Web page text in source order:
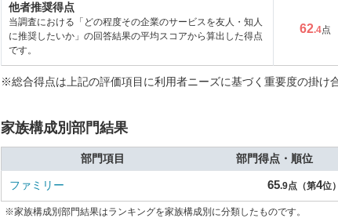
他者推奨得点
当調査における「どの程度その企業のサービスを友人・知人
に推奨したいか」の回答結果の平均スコアから算出した得点
です。
62.4点
※総合得点は上記の評価項目に利用者ニーズに基づく重要度の掛け
家族構成別部門結果
部門項目 部門得点・順位
ファミリー 65.9点（第4位）
※家族構成別部門結果はランキングを家族構成別に分類したものです。